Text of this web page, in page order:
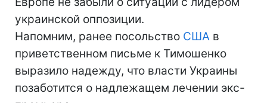
украинской оппозиции.
Напомним, ранее посольство США в
приветственном письме к Тимошенко
выразило надежду, что власти Украины
позаботится о надлежащем лечении экс-